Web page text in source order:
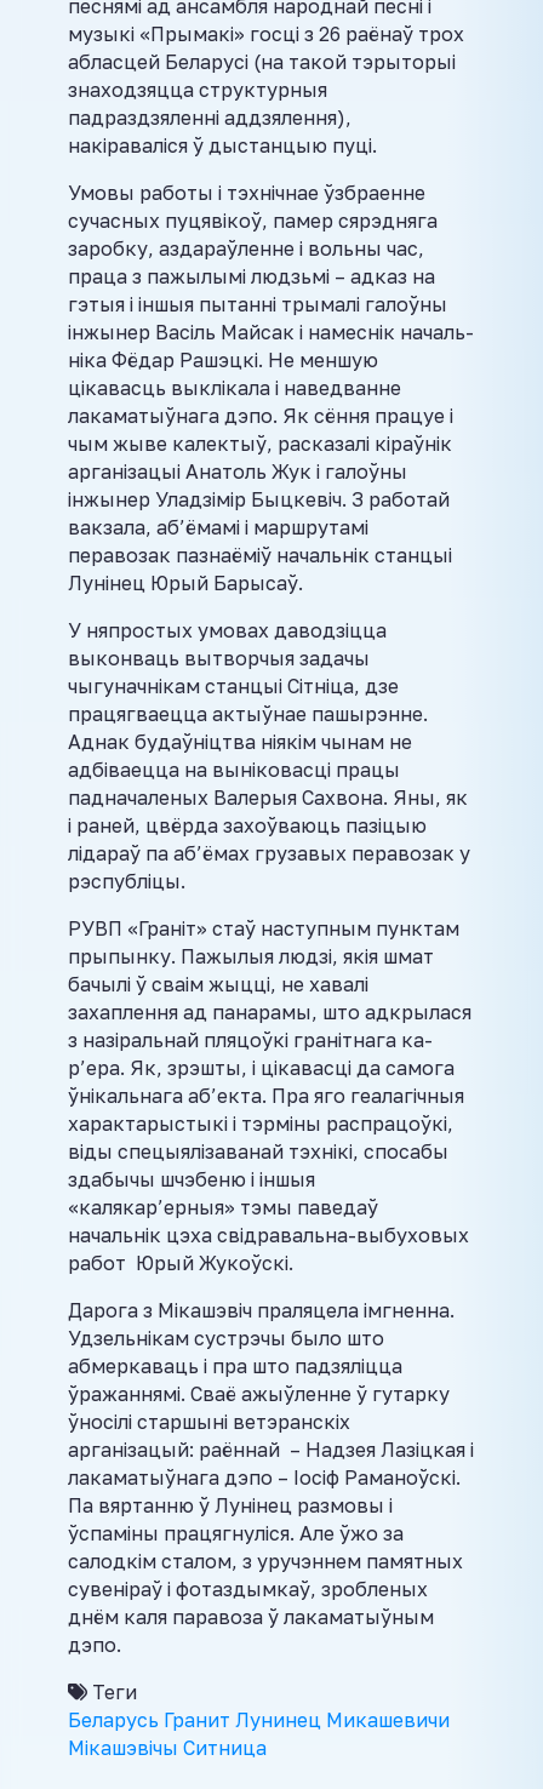
песнямі ад ансамбля народнай песні і
музыкі «Прымакі» госці з 26 раёнаў трох
абласцей Беларусі (на такой тэрыторыі
знаходзяцца структурныя
падраздзяленні аддзялення),
накіраваліся ў дыстанцыю пуці.
Умовы работы і тэхнічнае ўзбраенне
сучасных пуцявікоў, памер сярэдняга
заробку, аздараўленне і вольны час,
праца з пажылымі людзьмі – адказ на
гэтыя і іншыя пытанні трымалі галоўны
інжынер Васіль Майсак і намеснік началь-
ніка Фёдар Рашэцкі. Не меншую
цікавасць выклікала і наведванне
лакаматыўнага дэпо. Як сёння працуе і
чым жыве калектыў, расказалі кіраўнік
арганізацыі Анатоль Жук і галоўны
інжынер Уладзімір Быцкевіч. З работай
вакзала, аб’ёмамі і маршрутамі
перавозак пазнаёміў начальнік станцыі
Лунінец Юрый Барысаў.
У няпростых умовах даводзіцца
выконваць вытворчыя задачы
чыгуначнікам станцыі Сітніца, дзе
працягваецца актыўнае пашырэнне.
Аднак будаўніцтва ніякім чынам не
адбіваецца на выніковасці працы
падначаленых Валерыя Сахвона. Яны, як
і раней, цвёрда захоўваюць пазіцыю
лідараў па аб’ёмах грузавых перавозак у
рэспубліцы.
РУВП «Граніт» стаў наступным пунктам
прыпынку. Пажылыя людзі, якія шмат
бачылі ў сваім жыцці, не хавалі
захаплення ад панарамы, што адкрылася
з назіральнай пляцоўкі гранітнага ка-
р’ера. Як, зрэшты, і цікавасці да самога
ўнікальнага аб’екта. Пра яго геалагічныя
характарыстыкі і тэрміны распрацоўкі,
віды спецыялізаванай тэхнікі, спосабы
здабычы шчэбеню і іншыя
«калякар’ерныя» тэмы паведаў
начальнік цэха свідравальна-выбуховых
работ Юрый Жукоўскі.
Дарога з Мікашэвіч праляцела імгненна.
Удзельнікам сустрэчы было што
абмеркаваць і пра што падзяліцца
ўражаннямі. Сваё ажыўленне ў гутарку
ўносілі старшыні ветэранскіх
арганізацый: раённай – Надзея Лазіцкая і
лакаматыўнага дэпо – Іосіф Раманоўскі.
Па вяртанню ў Лунінец размовы і
ўспаміны працягнуліся. Але ўжо за
салодкім сталом, з уручэннем памятных
сувеніраў і фотаздымкаў, зробленых
днём каля паравоза ў лакаматыўным
дэпо.
Теги
Беларусь Гранит Лунинец Микашевичи
Мікашэвічы Ситница